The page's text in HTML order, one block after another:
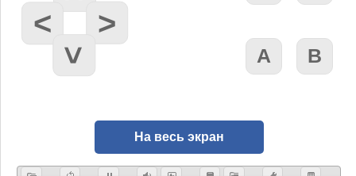
На весь экран